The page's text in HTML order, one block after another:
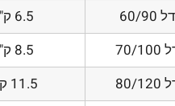
90
6.5 ק"ג
100
8.5 ק"ג
120
11.5 ק"ג